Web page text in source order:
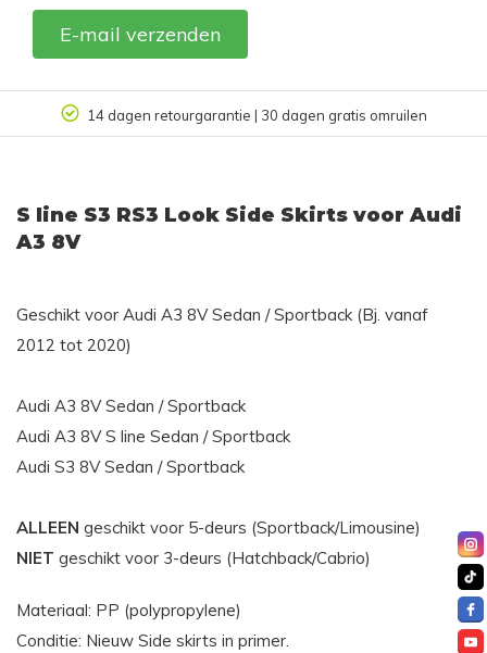
E-mail verzenden
14 dagen retourgarantie | 30 dagen gratis omruilen
S line S3 RS3 Look Side Skirts voor Audi
A3 8V
Geschikt voor Audi A3 8V Sedan / Sportback (Bj. vanaf
2012 tot 2020)
Audi A3 8V Sedan / Sportback
Audi A3 8V S line Sedan / Sportback
Audi S3 8V Sedan / Sportback
ALLEEN geschikt voor 5-deurs (Sportback/Limousine)
NIET geschikt voor 3-deurs (Hatchback/Cabrio)
Materiaal: PP (polypropylene)
Conditie: Nieuw Side skirts in primer.